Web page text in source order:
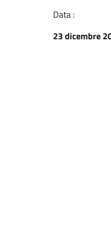
Data :
23 dicembre